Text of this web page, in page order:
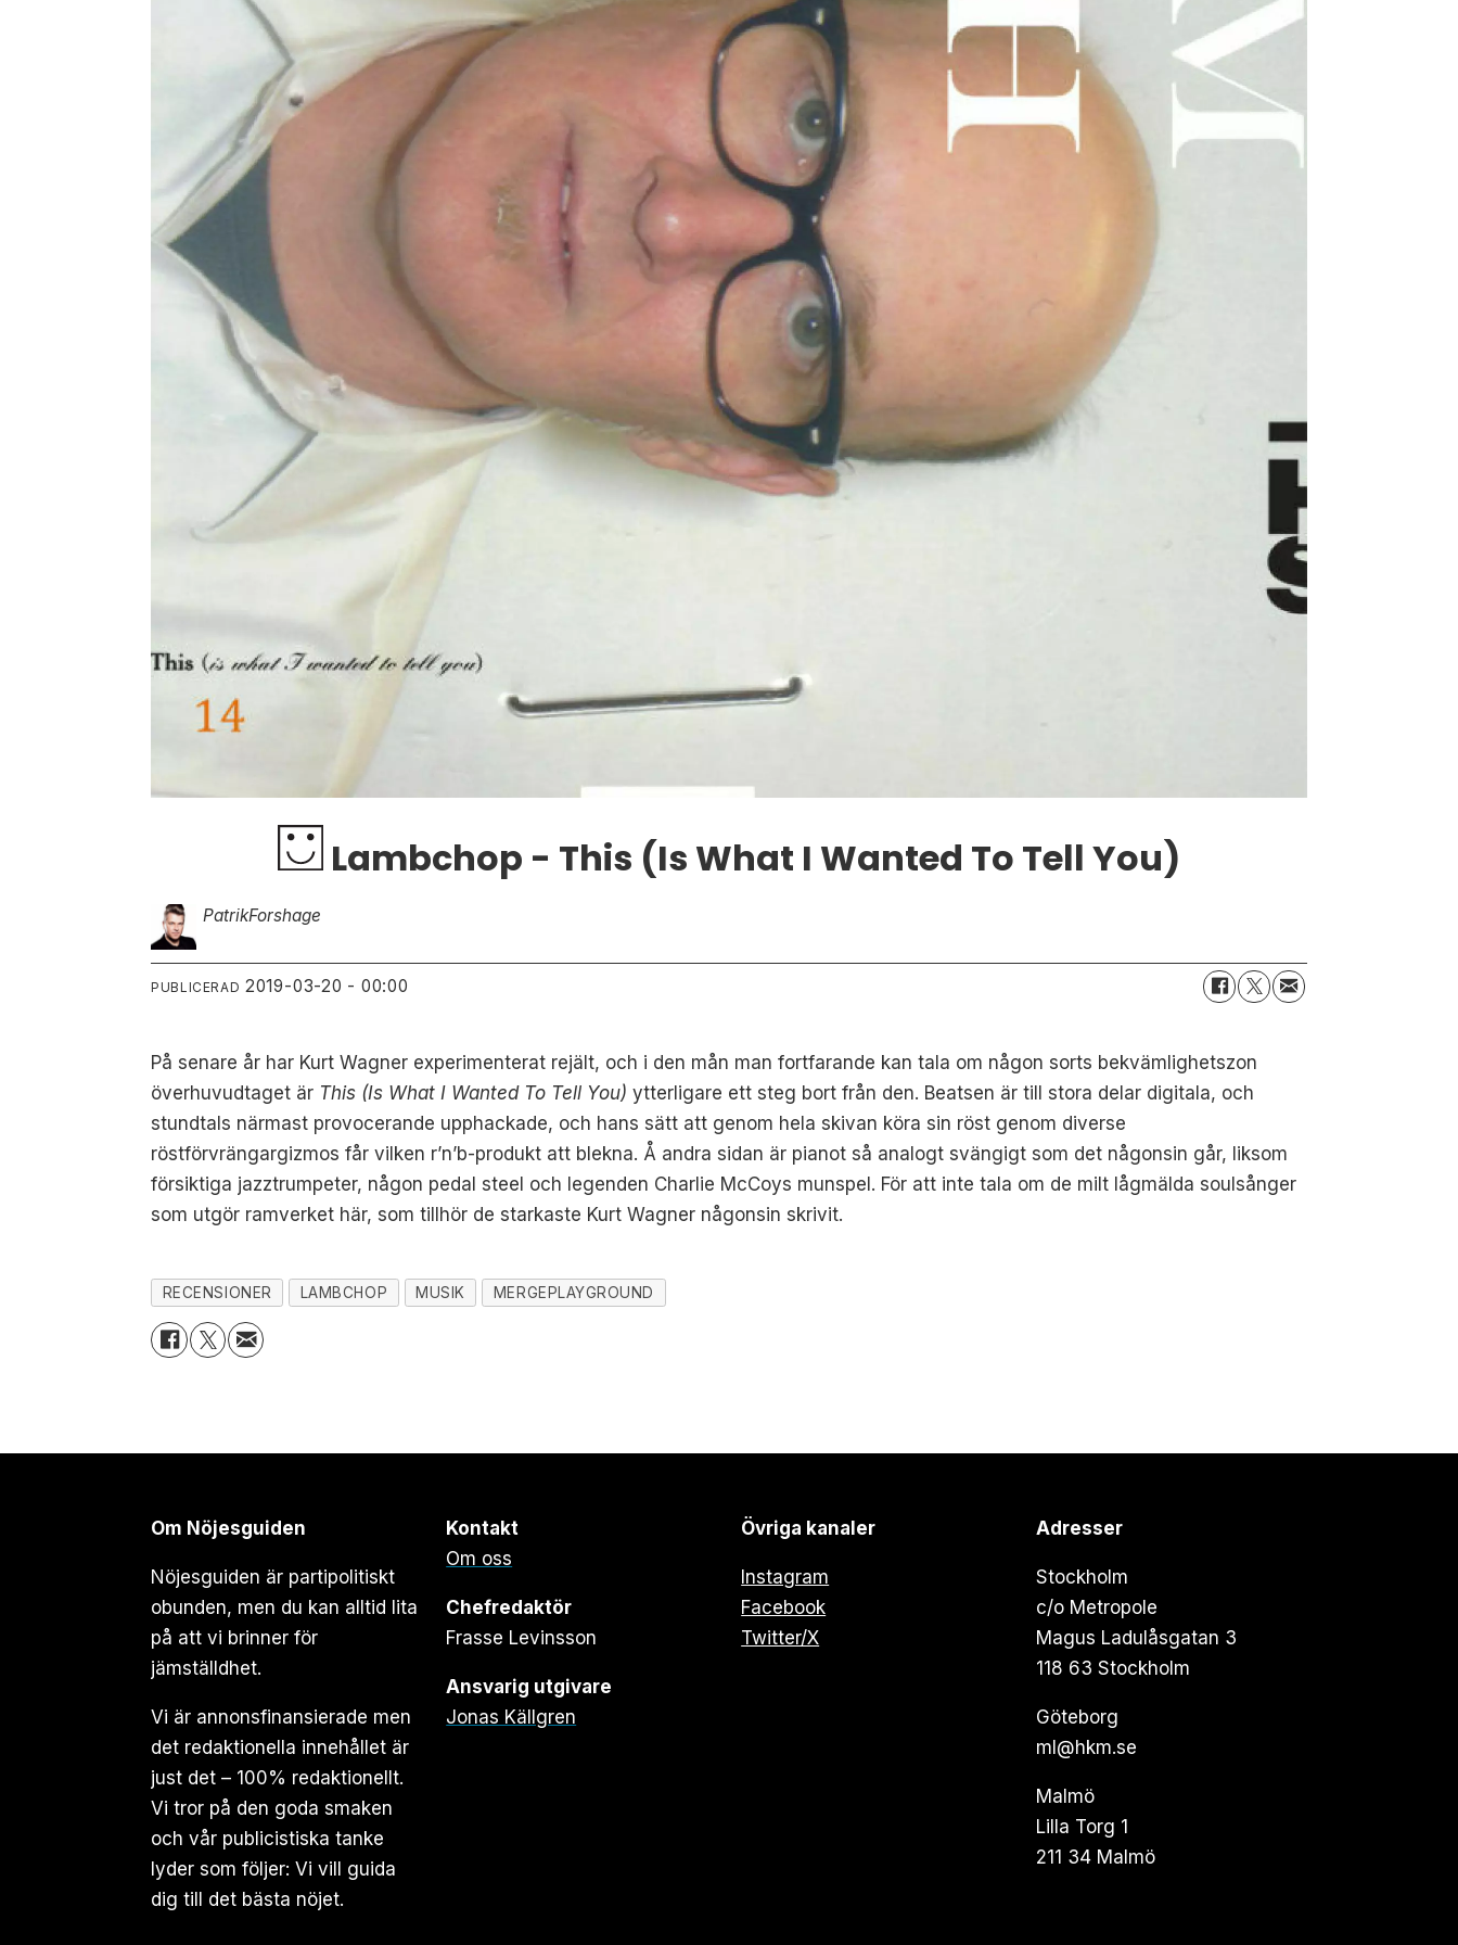
Lambchop - This (Is What I Wanted To Tell You)
PatrikForshage
PUBLICERAD 2019-03-20 - 00:00
På senare år har Kurt Wagner experimenterat rejält, och i den mån man fortfarande kan tala om någon sorts bekvämlighetszon
överhuvudtaget är This (Is What I Wanted To Tell You) ytterligare ett steg bort från den. Beatsen är till stora delar digitala, och
stundtals närmast provocerande upphackade, och hans sätt att genom hela skivan köra sin röst genom diverse
röstförvrängargizmos får vilken r’n’b-produkt att blekna. Å andra sidan är pianot så analogt svängigt som det någonsin går, liksom
försiktiga jazztrumpeter, någon pedal steel och legenden Charlie McCoys munspel. För att inte tala om de milt lågmälda soulsånger
som utgör ramverket här, som tillhör de starkaste Kurt Wagner någonsin skrivit.
RECENSIONER LAMBCHOP MUSIK MERGEPLAYGROUND
Om Nöjesguiden
Nöjesguiden är partipolitiskt
obunden, men du kan alltid lita
på att vi brinner för
jämställdhet.
Vi är annonsfinansierade men
det redaktionella innehållet är
just det – 100% redaktionellt.
Vi tror på den goda smaken
och vår publicistiska tanke
lyder som följer: Vi vill guida
dig till det bästa nöjet.
Kontakt
Om oss
Chefredaktör
Frasse Levinsson
Ansvarig utgivare
Jonas Källgren
Övriga kanaler
Instagram
Facebook
Twitter/X
Adresser
Stockholm
c/o Metropole
Magus Ladulåsgatan 3
118 63 Stockholm
Göteborg
ml@hkm.se
Malmö
Lilla Torg 1
211 34 Malmö